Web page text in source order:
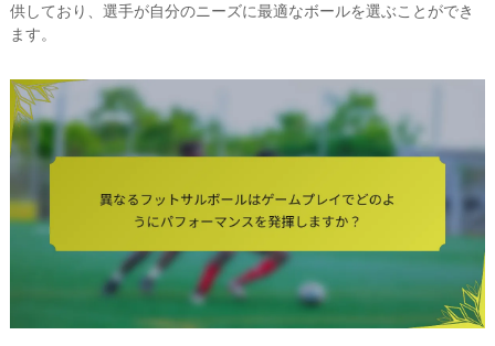
供しており、選手が自分のニーズに最適なボールを選ぶことができ
ます。